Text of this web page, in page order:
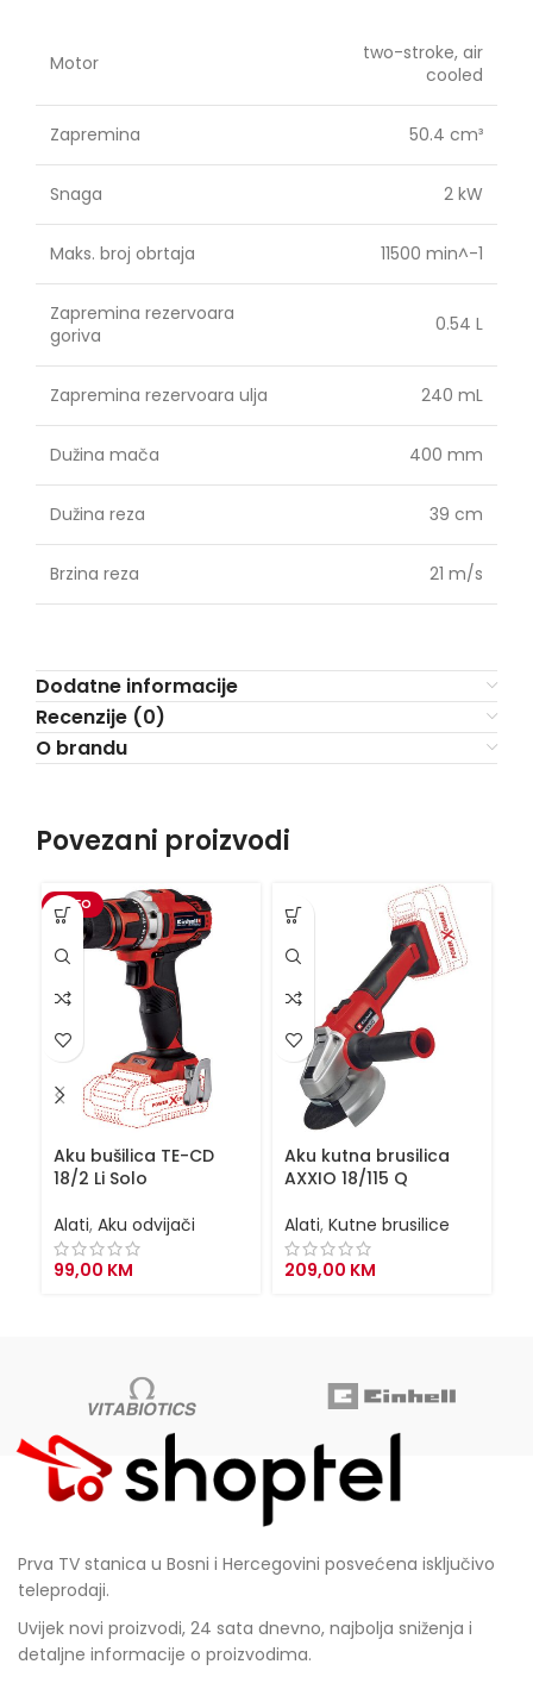
Motor
two-stroke, air
cooled
Zapremina 50.4 cm³
Snaga 2 kW
Maks. broj obrtaja 11500 min^-1
Zapremina rezervoara
goriva
0.54 L
Zapremina rezervoara ulja 240 mL
Dužina mača 400 mm
Dužina reza 39 cm
Brzina reza 21 m/s
Dodatne informacije
Recenzije (0)
O brandu
Povezani proizvodi
VIDEO
Aku bušilica TE-CD
18/2 Li Solo
Alati, Aku odvijači
99,00 KM
Aku kutna brusilica
AXXIO 18/115 Q
Alati, Kutne brusilice
209,00 KM
Prva TV stanica u Bosni i Hercegovini posvećena isključivo
teleprodaji.
Uvijek novi proizvodi, 24 sata dnevno, najbolja sniženja i
detaljne informacije o proizvodima.